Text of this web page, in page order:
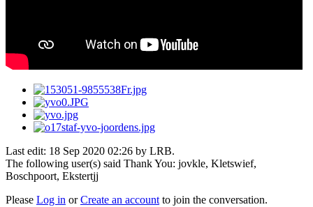
Last edit: 18 Sep 2020 02:26 by LRB.
The following user(s) said Thank You: jovkle, Kletswief,
Boschpoort, Ekstertjj
Please Log in orCreate an account to join the conversation.